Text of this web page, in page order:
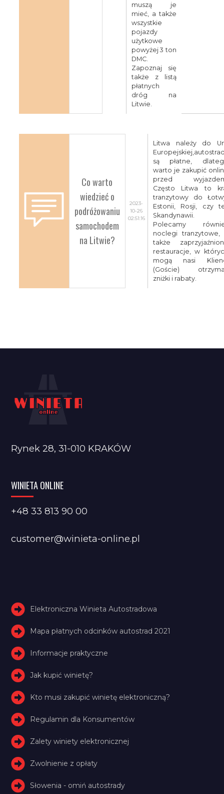
muszą je
mieć, a także
wszystkie
pojazdy
użytkowe
powyżej 3 ton
DMC.
Zapoznaj się
także z listą
płatnych
dróg na
Litwie.
Co warto
wiedzieć o
podróżowaniu
samochodem
na Litwie?
2023-
10-26
02:51:16
Litwa należy do
są płatne,
warto je zakupić
przed
Często Litwa to
tranzytowy do
Estonii, Rosji, czy
Skandynawii.
Polecamy
noclegi tranzytowe,
także
restauracje, w
mogą nasi
(Goście)
zniżki i rabaty.
Rynek 28, 31-010 KRAKÓW
WINIETA ONLINE
+48 33 813 90 00
customer@winieta-online.pl
Elektroniczna Winieta Autostradowa
Mapa płatnych odcinków autostrad 2021
Informacje praktyczne
Jak kupić winietę?
Kto musi zakupić winietę elektroniczną?
Regulamin dla Konsumentów
Zalety winiety elektronicznej
Zwolnienie z opłaty
Słowenia - omiń autostrady